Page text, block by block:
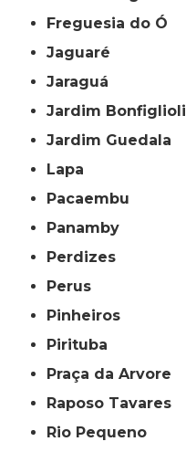
Freguesia do Ó
Jaguaré
Jaraguá
Jardim Bonfiglioli
Jardim Guedala
Lapa
Pacaembu
Panamby
Perdizes
Perus
Pinheiros
Pirituba
Praça da Arvore
Raposo Tavares
Rio Pequeno